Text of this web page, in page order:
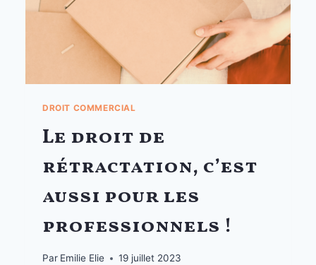
DROIT COMMERCIAL
Le droit de
rétractation, c’est
aussi pour les
professionnels !
Par Emilie Elie 19 juillet 2023